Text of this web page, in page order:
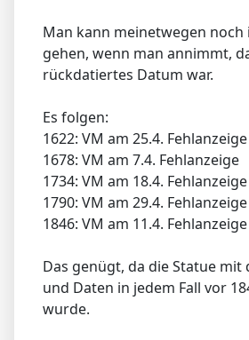
Man kann meinetwegen
gehen, wenn man annimmt,
rückdatiertes Datum war.
Es folgen:
1622: VM am 25.4. Fehlanzeige
1678: VM am 7.4. Fehlanzeige
1734: VM am 18.4. Fehlanzeige
1790: VM am 29.4. Fehlanzeige
1846: VM am 11.4. Fehlanzeige
Das genügt, da die Statue mit
und Daten in jedem Fall vor
wurde.